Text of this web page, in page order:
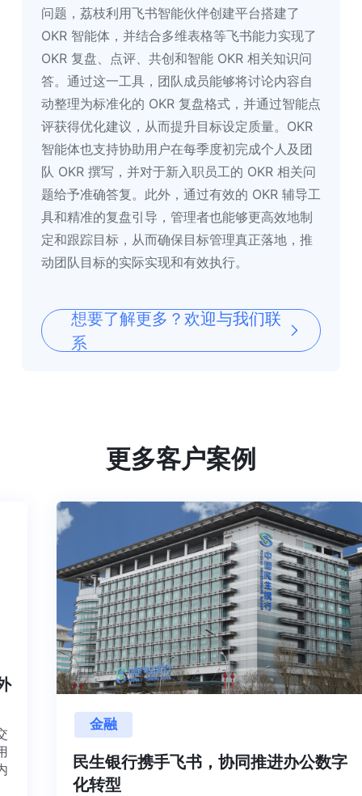
问题，荔枝利用飞书智能伙伴创建平台搭建了
OKR 智能体，并结合多维表格等飞书能力实现了
OKR 复盘、点评、共创和智能 OKR 相关知识问
答。通过这一工具，团队成员能够将讨论内容自
动整理为标准化的 OKR 复盘格式，并通过智能点
评获得优化建议，从而提升目标设定质量。OKR
智能体也支持协助用户在每季度初完成个人及团
队 OKR 撰写，并对于新入职员工的 OKR 相关问
题给予准确答复。此外，通过有效的 OKR 辅导工
具和精准的复盘引导，管理者也能够更高效地制
定和跟踪目标，从而确保目标管理真正落地，推
动团队目标的实际实现和有效执行。
想要了解更多？欢迎与我们联
系
更多客户案例
金融
民生银行携手飞书，协同推进办公数字
化转型